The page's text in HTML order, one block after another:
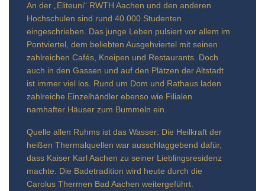
An der „Eliteuni“ RWTH Aachen und den anderen
Hochschulen sind rund 40.000 Studenten
eingeschrieben. Das junge Leben pulsiert vor allem im
Pontviertel, dem beliebten Ausgehviertel mit seinen
zahlreichen Cafés, Kneipen und Restaurants. Doch
auch in den Gassen und auf den Plätzen der Altstadt
ist immer viel los. Rund um Dom und Rathaus laden
zahlreiche Einzelhändler ebenso wie Filialen
namhafter Häuser zum Bummeln ein.
Quelle allen Ruhms ist das Wasser: Die Heilkraft der
heißen Thermalquellen war ausschlaggebend dafür,
dass Kaiser Karl Aachen zu seiner Lieblingsresidenz
machte. Die Badetradition wird heute durch die
Carolus Thermen Bad Aachen weitergeführt.